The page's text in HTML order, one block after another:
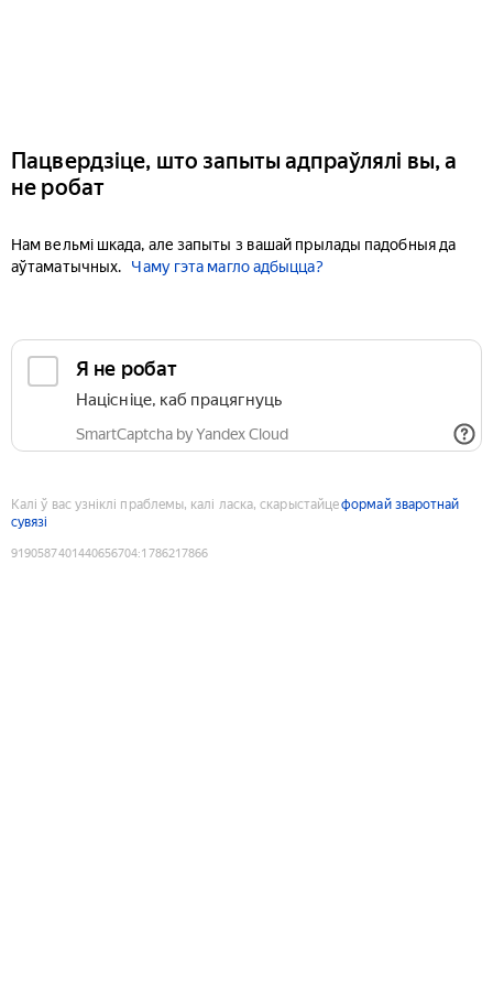
Пацвердзіце, што запыты адпраўлялі вы, а
не робат
Нам вельмі шкада, але запыты з вашай прылады падобныя да
аўтаматычных.
Чаму гэта магло адбыцца?
Я не робат
Націсніце, каб працягнуць
SmartCaptcha by Yandex Cloud
Калі ў вас узніклі праблемы, калі ласка, скарыстайцеформай зваротнай
сувязі
9190587401440656704:1786217866